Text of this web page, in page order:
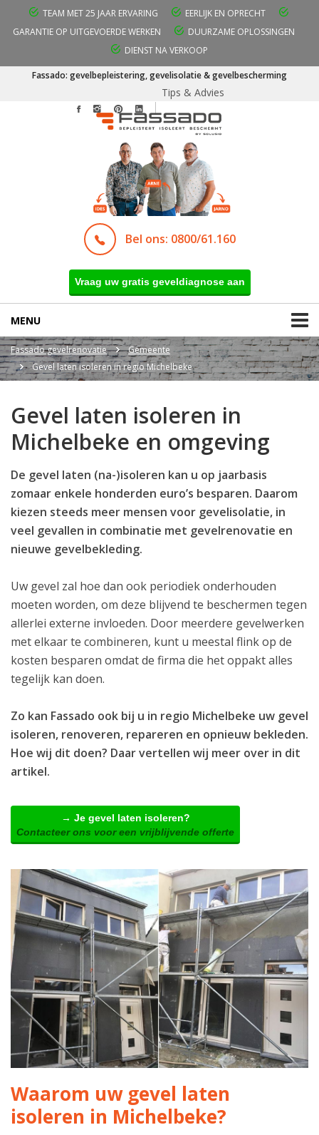
TEAM MET 25 JAAR ERVARING
EERLIJK EN OPRECHT
GARANTIE OP UITGEVOERDE WERKEN
DUURZAME OPLOSSINGEN
DIENST NA VERKOOP
Fassado: gevelbepleistering, gevelisolatie & gevelbescherming
Tips & Advies
Bel ons: 0800/61.160
Vraag uw gratis geveldiagnose aan
MENU
Fassado gevelrenovatie
Gemeente
Gevel laten isoleren in regio Michelbeke
Gevel laten isoleren in
Michelbeke en omgeving
De gevel laten (na-)isoleren kan u op jaarbasis
zomaar enkele honderden euro’s besparen. Daarom
kiezen steeds meer mensen voor gevelisolatie, in
veel gevallen in combinatie met gevelrenovatie en
nieuwe gevelbekleding.
Uw gevel zal hoe dan ook periodiek onderhouden
moeten worden, om deze blijvend te beschermen tegen
allerlei externe invloeden. Door meerdere gevelwerken
met elkaar te combineren, kunt u meestal flink op de
kosten besparen omdat de firma die het oppakt alles
tegelijk kan doen.
Zo kan Fassado ook bij u in regio Michelbeke uw gevel
isoleren, renoveren, repareren en opnieuw bekleden.
Hoe wij dit doen? Daar vertellen wij meer over in dit
artikel.
→ Je gevel laten isoleren?
Contacteer ons voor een vrijblijvende offerte
Waarom uw gevel laten
isoleren in Michelbeke?